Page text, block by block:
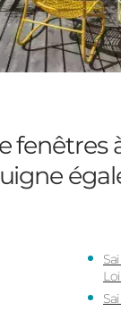
fenêtres